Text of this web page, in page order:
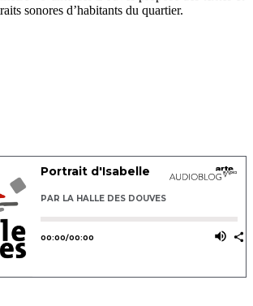
sonores d’habitants du quartier.